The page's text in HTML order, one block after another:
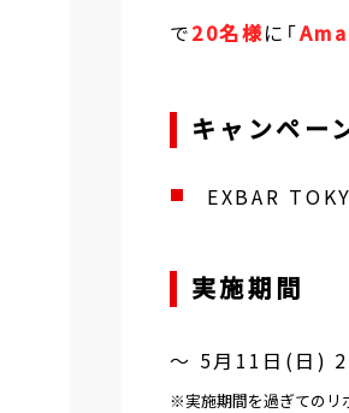
で20名様に「
キャンペー
EXBAR
実施期間
～ 5月11日(日)
※実施期間を過ぎてのリ